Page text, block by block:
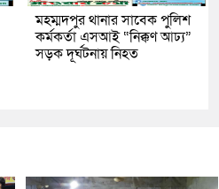
মহম্মদপুর থানার সাবেক পুলিশ
কর্মকর্তা এসআই “নিক্কণ আঢ্য”
সড়ক দূর্ঘটনায় নিহত